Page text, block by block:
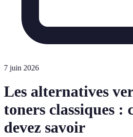
7 juin 2026
Les alternatives
toners classiques :
devez savoir